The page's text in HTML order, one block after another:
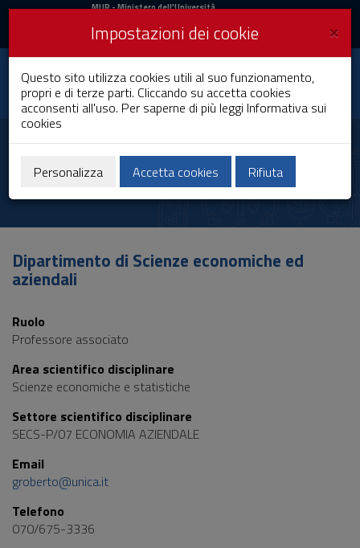
Vai
al
navigazione
sito
al
Footer
MIUR
Accedi
MUR- Ministero dell'Università
Accedi UniCA News
Toggle
navigation
Università degli
Studi di Cagliari
Gianluigi Roberto
Dipartimento di Scienze economiche ed
aziendali
Ruolo
Professore associato
Area scientifico disciplinare
Scienze economiche e statistiche
Settore scientifico disciplinare
SECS-P/07 ECONOMIA AZIENDALE
Email
groberto@unica.it
Telefono
070/675-3336
×
Impostazioni dei cookie
Questo sito utilizza cookies utili al suo funzionamento,
propri e di terze parti. Cliccando su accetta cookies
acconsenti all'uso. Per saperne di più leggi Informativa sui
cookies
Personalizza Accetta cookies Rifiuta